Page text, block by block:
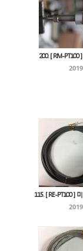
200. [ RM-
115. [ RE-PT100 ]